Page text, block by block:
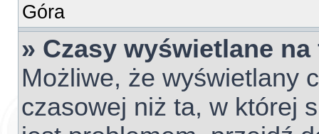
Góra
» Czasy wyświetlane
Możliwe, że wyświetlany
czasowej niż ta, w której